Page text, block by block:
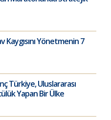
Kaygısını Yönetmenin 7
Türkiye, Uluslararası
Yapan Bir Ülke